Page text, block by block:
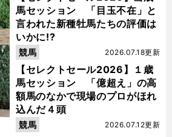
馬セッション 「目玉不在」と
言われた新種牡馬たちの評価は
いかに!?
【セレクトセール2026】１歳
馬セッション 「億超え」の高
額馬のなかで現場のプロがほれ
込んだ４頭
2026.07.18更新
競馬
2026.07.12更新
競馬